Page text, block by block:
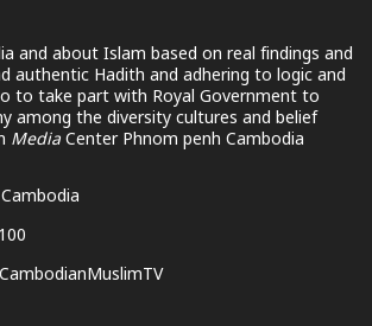
and about Islam based on real findings and
authentic Hadith and adhering to logic and
to take part with Royal Government to
among the diversity cultures and belief
Media Center Phnom penh Cambodia